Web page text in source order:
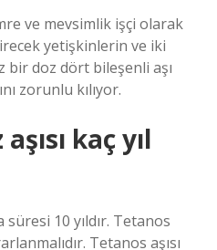
ve mevsimlik işçi olarak
yetişkinlerin ve iki
bir doz dört bileşenli aşı
zorunlu kılıyor.
kaç yıl
süresi 10 yıldır. Tetanos
Tetanos aşısı